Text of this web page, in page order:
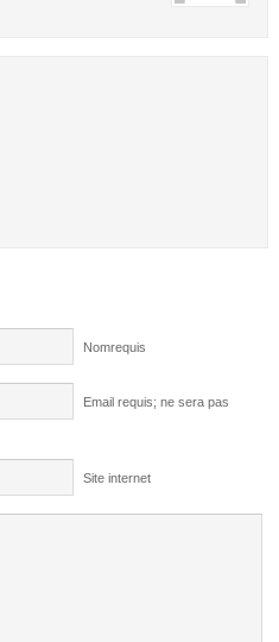
Nomrequis
Email requis; ne sera pas
Site internet